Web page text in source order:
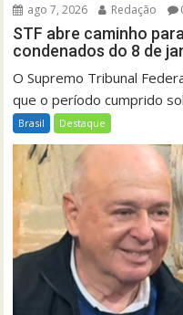
ago 7, 2026 Redação
STF abre caminho
condenados do 8 de
O Supremo Tribunal
que o período cumprido
Brasil Destaque